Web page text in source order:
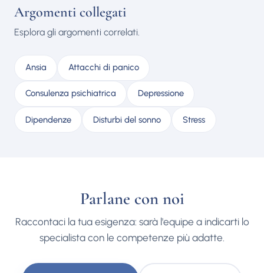
Argomenti collegati
Esplora gli argomenti correlati.
Ansia Attacchi di panico
Consulenza psichiatrica Depressione
Dipendenze Disturbi del sonno Stress
Parlane con noi
Raccontaci la tua esigenza: sarà l'equipe a indicarti lo
specialista con le competenze più adatte.